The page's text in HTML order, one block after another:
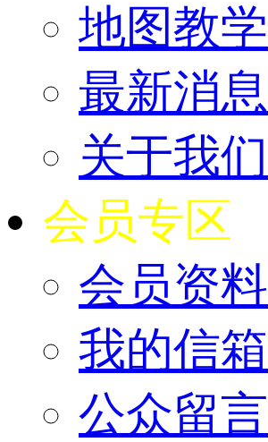
地图教学
最新消息
关于我们
会员专区
会员资料
我的信箱
公众留言